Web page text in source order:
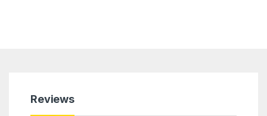
Reviews